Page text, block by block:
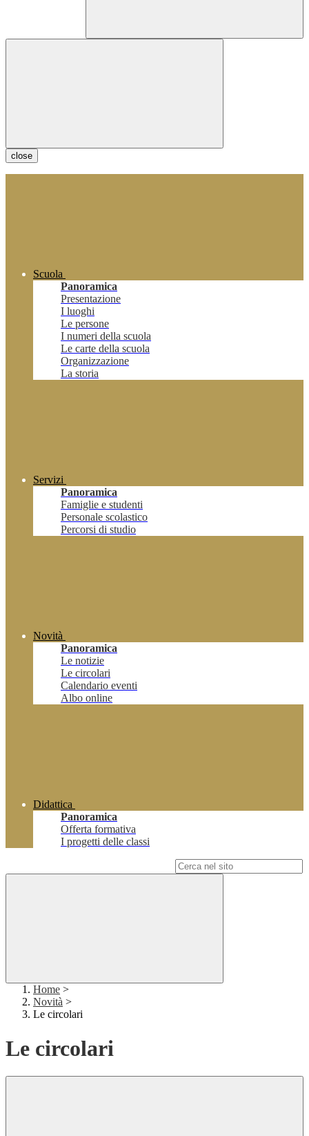
close
Scuola
Panoramica
Presentazione
I luoghi
Le persone
I numeri della scuola
Le carte della scuola
Organizzazione
La storia
Servizi
Panoramica
Famiglie e studenti
Personale scolastico
Percorsi di studio
Novità
Panoramica
Le notizie
Le circolari
Calendario eventi
Albo online
Didattica
Panoramica
Offerta formativa
I progetti delle classi
Home >
Novità >
Le circolari
Le circolari